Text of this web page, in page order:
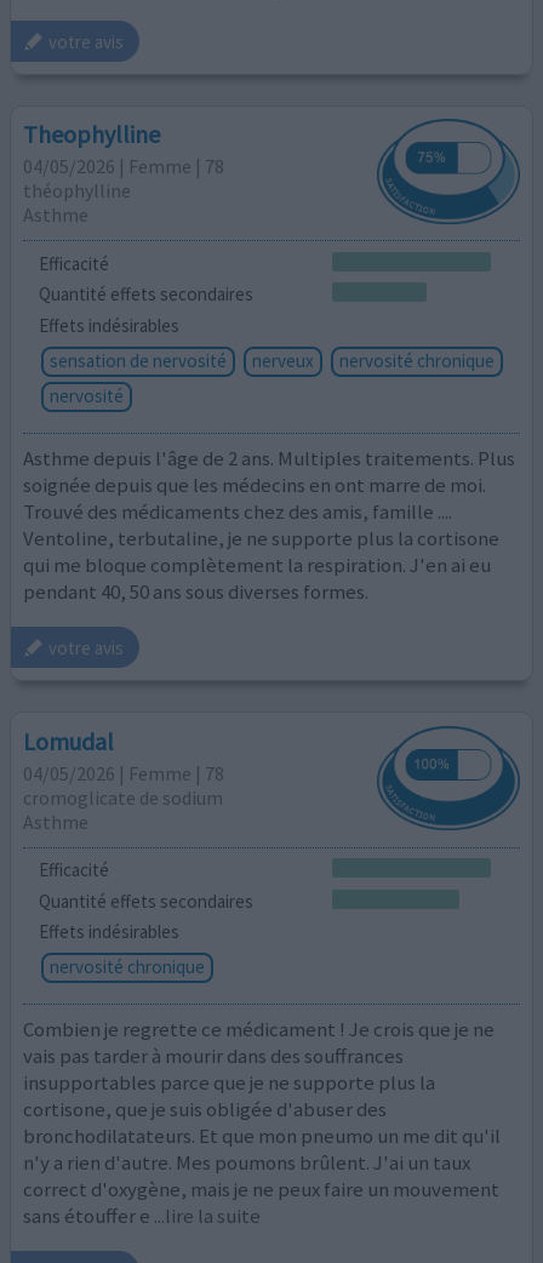
votre avis
Theophylline
04/05/2026 | Femme | 78
théophylline
Asthme
Efficacité
Quantité effets secondaires
Effets indésirables
sensation de nervosité
nerveux
nervosité chronique
nervosité
Asthme depuis l'âge de 2 ans. Multiples traitements. Plus
soignée depuis que les médecins en ont marre de moi.
Trouvé des médicaments chez des amis, famille ....
Ventoline, terbutaline, je ne supporte plus la cortisone
qui me bloque complètement la respiration. J'en ai eu
pendant 40, 50 ans sous diverses formes.
votre avis
Lomudal
04/05/2026 | Femme | 78
cromoglicate de sodium
Asthme
Efficacité
Quantité effets secondaires
Effets indésirables
nervosité chronique
Combien je regrette ce médicament ! Je crois que je ne
vais pas tarder à mourir dans des souffrances
insupportables parce que je ne supporte plus la
cortisone, que je suis obligée d'abuser des
bronchodilatateurs. Et que mon pneumo un me dit qu'il
n'y a rien d'autre. Mes poumons brûlent. J'ai un taux
correct d'oxygène, mais je ne peux faire un mouvement
sans étouffer e ...lire la suite